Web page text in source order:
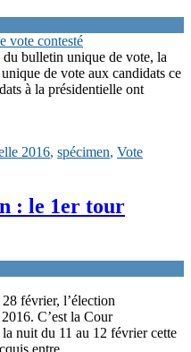
bulletin unique de vote, la
de vote aux candidats ce
à la présidentielle ont
2016, spécimen, Vote
: le 1er tour
février, l’élection
C’est la Cour
nuit du 11 au 12 février cette